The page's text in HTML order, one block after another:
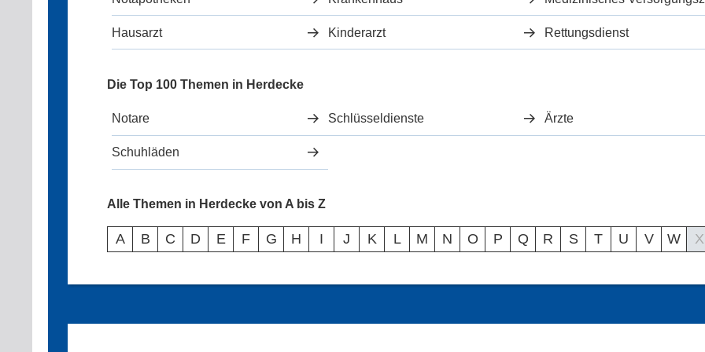
Hausarzt Kinderarzt Rettungsdienst
Die Top 100 Themen in Herdecke
Notare Schlüsseldienste Ärzte
Schuhläden
Alle Themen in Herdecke von A bis Z
A B C D E F G H I J K L M N O P Q R S T U V W X